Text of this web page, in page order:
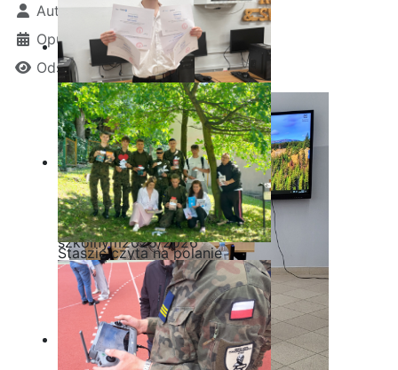
Ostatnia garść certyfikatów
Akademii CISCO w roku
szkolnym2025/2026
Staszic czyta na polanie
Autor:
Kamil Krosta
Opublikowano: 30 wrzesień 2025
Odsłon: 774